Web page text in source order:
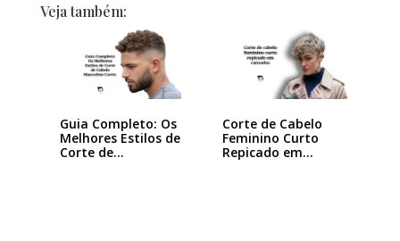
Veja também:
Guia Completo: Os
Melhores Estilos de
Corte de…
Corte de Cabelo
Feminino Curto
Repicado em